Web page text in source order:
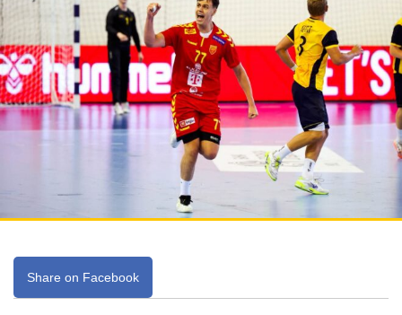
Share on Facebook